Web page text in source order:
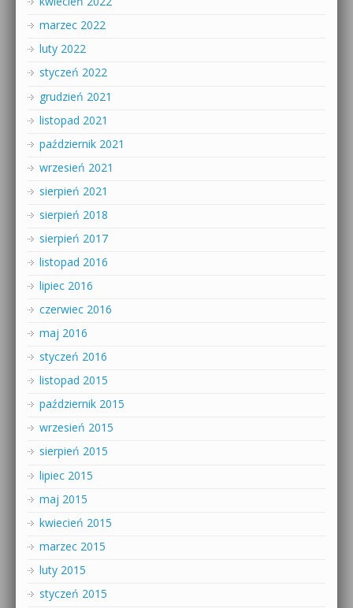
marzec 2022
luty 2022
styczeń 2022
grudzień 2021
listopad 2021
październik 2021
wrzesień 2021
sierpień 2021
sierpień 2018
sierpień 2017
listopad 2016
lipiec 2016
czerwiec 2016
maj 2016
styczeń 2016
listopad 2015
październik 2015
wrzesień 2015
sierpień 2015
lipiec 2015
maj 2015
kwiecień 2015
marzec 2015
luty 2015
styczeń 2015